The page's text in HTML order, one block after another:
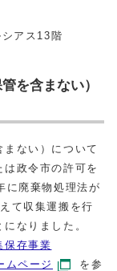
アス13階
を含まない）
ない）について
政令市の許可を
に廃棄物処理法が
て収集運搬を行
なりました。
保存事業
ムページ
を参